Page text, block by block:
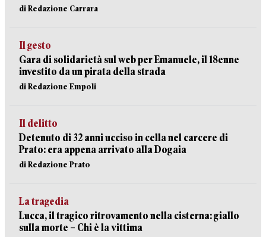
di Redazione Carrara
Il gesto
Gara di solidarietà sul web per Emanuele, il 18enne
investito da un pirata della strada
di Redazione Empoli
Il delitto
Detenuto di 32 anni ucciso in cella nel carcere di
Prato: era appena arrivato alla Dogaia
di Redazione Prato
La tragedia
Lucca, il tragico ritrovamento nella cisterna: giallo
sulla morte – Chi è la vittima